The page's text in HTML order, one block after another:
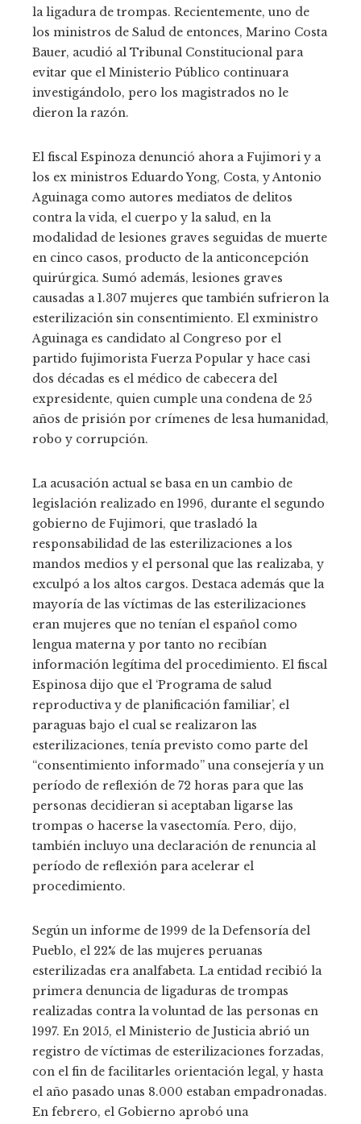
la ligadura de trompas. Recientemente, uno de
los ministros de Salud de entonces, Marino Costa
Bauer, acudió al Tribunal Constitucional para
evitar que el Ministerio Público continuara
investigándolo, pero los magistrados no le
dieron la razón.
El fiscal Espinoza denunció ahora a Fujimori y a
los ex ministros Eduardo Yong, Costa, y Antonio
Aguinaga como autores mediatos de delitos
contra la vida, el cuerpo y la salud, en la
modalidad de lesiones graves seguidas de muerte
en cinco casos, producto de la anticoncepción
quirúrgica. Sumó además, lesiones graves
causadas a 1.307 mujeres que también sufrieron la
esterilización sin consentimiento. El exministro
Aguinaga es candidato al Congreso por el
partido fujimorista Fuerza Popular y hace casi
dos décadas es el médico de cabecera del
expresidente, quien cumple una condena de 25
años de prisión por crímenes de lesa humanidad,
robo y corrupción.
La acusación actual se basa en un cambio de
legislación realizado en 1996, durante el segundo
gobierno de Fujimori, que trasladó la
responsabilidad de las esterilizaciones a los
mandos medios y el personal que las realizaba, y
exculpó a los altos cargos. Destaca además que la
mayoría de las víctimas de las esterilizaciones
eran mujeres que no tenían el español como
lengua materna y por tanto no recibían
información legítima del procedimiento. El fiscal
Espinosa dijo que el ‘Programa de salud
reproductiva y de planificación familiar’, el
paraguas bajo el cual se realizaron las
esterilizaciones, tenía previsto como parte del
“consentimiento informado” una consejería y un
período de reflexión de 72 horas para que las
personas decidieran si aceptaban ligarse las
trompas o hacerse la vasectomía. Pero, dijo,
también incluyo una declaración de renuncia al
período de reflexión para acelerar el
procedimiento.
Según un informe de 1999 de la Defensoría del
Pueblo, el 22% de las mujeres peruanas
esterilizadas era analfabeta. La entidad recibió la
primera denuncia de ligaduras de trompas
realizadas contra la voluntad de las personas en
1997. En 2015, el Ministerio de Justicia abrió un
registro de víctimas de esterilizaciones forzadas,
con el fin de facilitarles orientación legal, y hasta
el año pasado unas 8.000 estaban empadronadas.
En febrero, el Gobierno aprobó una